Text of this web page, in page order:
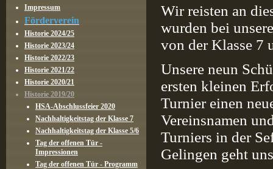
Impressum
Förderverein
Historie 2024/25
Historie 2023/24
Historie 2022/23
Historie 2021/22
Historie 2020/21
Historie 2019/20
HSA-Abschlussfeier 2020
Nachhaltigkeitstag der Klasse 7
Nachhaltigkeitstag der Klasse 5/6
Tag der offenen Tür -
Impressionen
Tag der offenen Tür - Programm
Wir reisten an
wurden bei
von der Klasse 7
Unsere neun
ersten kleinen
Turnier einen
Vereinsnamen
Turniers in der
Gelingen geht